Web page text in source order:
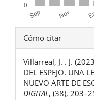
Detalles
del
artículo
Cómo citar
Villarreal, J. . J.
DEL ESPEJO. UNA
NUEVO ARTE DE
DIGITAL, (38),